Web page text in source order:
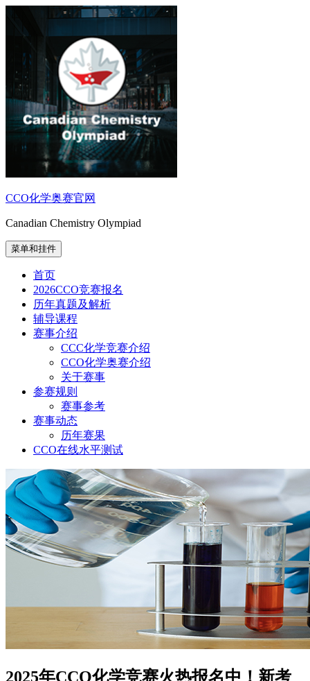
CCO化学奥赛官网
Canadian Chemistry Olympiad
菜单和挂件
首页
2026CCO竞赛报名
历年真题及解析
辅导课程
赛事介绍
CCC化学竞赛介绍
CCO化学奥赛介绍
关于赛事
参赛规则
赛事参考
赛事动态
历年赛果
CCO在线水平测试
2025年CCO化学竞赛火热报名中！新考